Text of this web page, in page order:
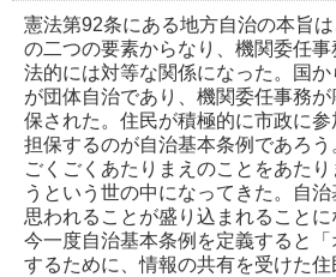
憲法第92条にある地方自治の本旨
の二つの要素からなり、機関委任
法的には対等な関係になった。国
が団体自治であり、機関委任事務
保された。住民が積極的に市政に
担保するのが自治基本条例であろう
ごくごくあたりまえのことをあた
うという世の中になってきた。自
思われることが盛り込まれることに
今一度自治基本条例を定義すると
するために、情報の共有を受けた